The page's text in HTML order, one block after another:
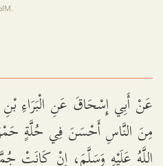
عَنْ أَبِي إِسْحَاقَ عَنِ الْبَرَاءِ
مِنَ النَّاسِ أَحْسَنَ فِي حُلَّةٍ
اللَّهُ عَلَيْهِ وَسَلَّمَ، إِنْ كَانَتْ